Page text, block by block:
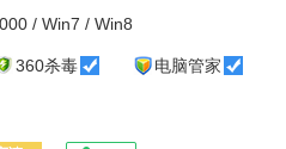
/ Win7 / Win8
360杀毒 电脑管家